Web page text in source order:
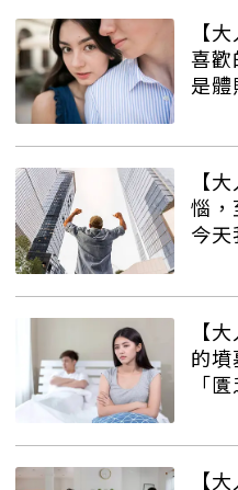
【
喜歡
是體
【
惱，
今
【
的
「匱
【